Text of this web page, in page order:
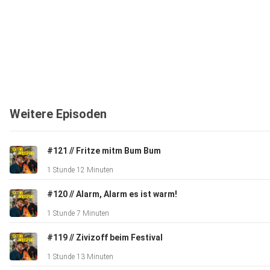
Weitere Episoden
#121 // Fritze mitm Bum Bum
1 Stunde 12 Minuten
#120 // Alarm, Alarm es ist warm!
1 Stunde 7 Minuten
#119 // Zivizoff beim Festival
1 Stunde 13 Minuten